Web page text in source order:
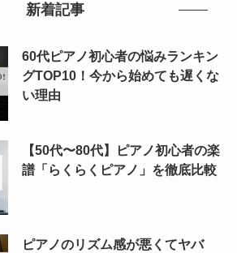
新着記事
60代ピアノ初心者の悩みランキン
グTOP10！今から始めても遅くな
い理由
【50代〜80代】ピアノ初心者の楽
譜「らくらくピアノ」を徹底比較
ピアノのリズム感が悪くてヤバ